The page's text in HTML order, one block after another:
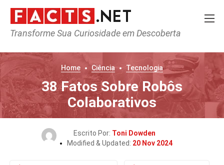
Transforme Sua Curiosidade em Descoberta
Home Ciência Tecnologia
38 Fatos Sobre Robôs
Colaborativos
Escrito Por: Toni Dowden
Modified & Updated: 20 Nov 2024